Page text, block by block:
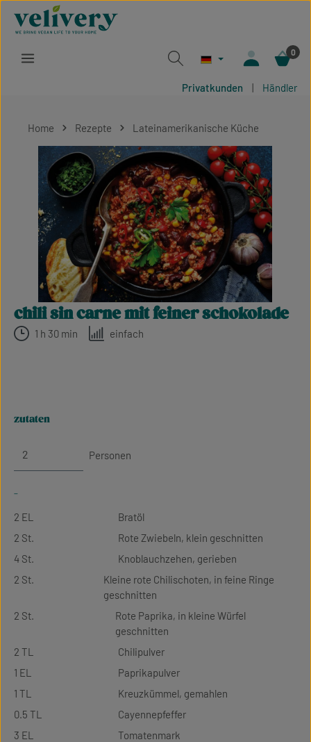
Zum Hauptinhalt springen
0
Privatkunden | Händler
Home Rezepte Lateinamerikanische Küche
Bildergalerie überspringen
chili sin carne mit feiner schokolade
1 h 30 min einfach
zutaten
Personen
-
2 EL
Bratöl
2 St.
Rote Zwiebeln, klein geschnitten
4 St.
Knoblauchzehen, gerieben
2 St.
Kleine rote Chilischoten, in feine Ringe
geschnitten
2 St.
Rote Paprika, in kleine Würfel
geschnitten
2 TL
Chilipulver
1 EL
Paprikapulver
1 TL
Kreuzkümmel, gemahlen
0.5 TL
Cayennepfeffer
3 EL
Tomatenmark